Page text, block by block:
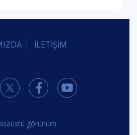
İLETİŞİM
görünüm